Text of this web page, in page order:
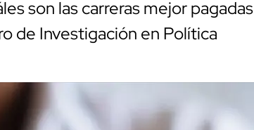
son las carreras mejor pagadas
de Investigación en Política